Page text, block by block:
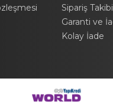
Sipariş Takibi
Garanti ve
Kolay İade